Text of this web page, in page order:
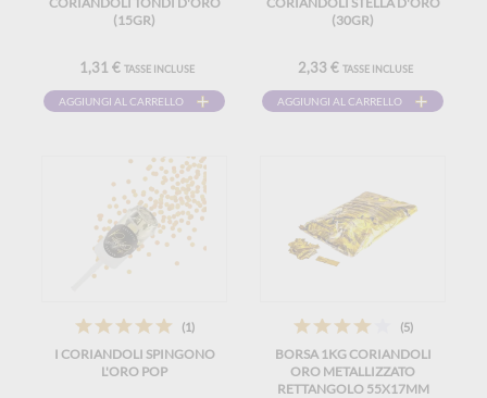
(15GR)
1,31 € TASSE INCLUSE
AGGIUNGI AL CARRELLO
(30GR)
2,33 € TASSE INCLUSE
AGGIUNGI AL CARRELLO
(1)
I CORIANDOLI SPINGONO
L'ORO POP
(5)
BORSA 1KG CORIANDOLI
ORO METALLIZZATO
RETTANGOLO 55X17MM